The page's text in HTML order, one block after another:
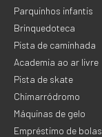
Parquinhos infantis
Brinquedoteca
Pista de caminhada
Academia ao ar livre
Pista de skate
Chimarródromo
Máquinas de gelo
Empréstimo de bolas